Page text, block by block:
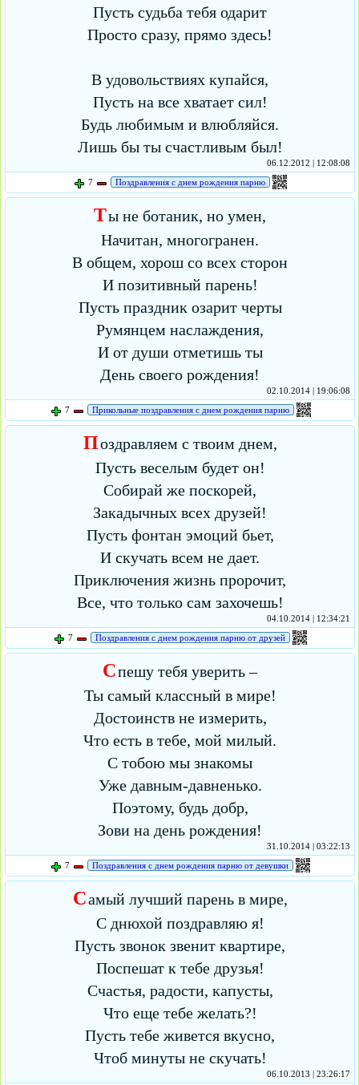
Пусть судьба тебя одарит
Просто сразу, прямо здесь!
В удовольствиях купайся,
Пусть на все хватает сил!
Будь любимым и влюбляйся.
Лишь бы ты счастливым был!
06.12.2012 | 12:08:08
7
Поздравления с днем рождения парню
Ты не ботаник, но умен,
Начитан, многогранен.
В общем, хорош со всех сторон
И позитивный парень!
Пусть праздник озарит черты
Румянцем наслаждения,
И от души отметишь ты
День своего рождения!
02.10.2014 | 19:06:08
7
Прикольные поздравления с днем рождения парню
Поздравляем с твоим днем,
Пусть веселым будет он!
Собирай же поскорей,
Закадычных всех друзей!
Пусть фонтан эмоций бьет,
И скучать всем не дает.
Приключения жизнь пророчит,
Все, что только сам захочешь!
04.10.2014 | 12:34:21
7
Поздравления с днем рождения парню от друзей
Спешу тебя уверить –
Ты самый классный в мире!
Достоинств не измерить,
Что есть в тебе, мой милый.
С тобою мы знакомы
Уже давным-давненько.
Поэтому, будь добр,
Зови на день рождения!
31.10.2014 | 03:22:13
7
Поздравления с днем рождения парню от девушки
Самый лучший парень в мире,
С днюхой поздравляю я!
Пусть звонок звенит квартире,
Поспешат к тебе друзья!
Счастья, радости, капусты,
Что еще тебе желать?!
Пусть тебе живется вкусно,
Чтоб минуты не скучать!
06.10.2013 | 23:26:17